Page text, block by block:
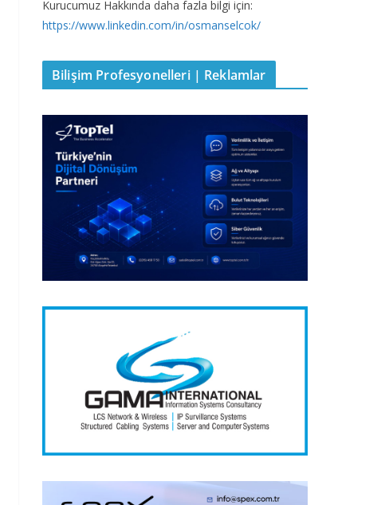
Kurucumuz Hakkında daha fazla bilgi için:
https://www.linkedin.com/in/osmanselcok/
Bilişim Profesyonelleri | Reklamlar